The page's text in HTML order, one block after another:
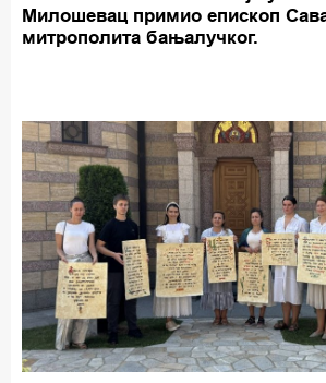
Милошевац примио епископ
митрополита бањалучког.